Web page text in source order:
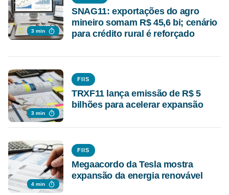
3 min
SNAG11: exportações do agro
mineiro somam R$ 45,6 bi; cenário
para crédito rural é reforçado
3 min
FIIS
TRXF11 lança emissão de R$ 5
bilhões para acelerar expansão
4 min
FIIS
Megaacordo da Tesla mostra
expansão da energia renovável